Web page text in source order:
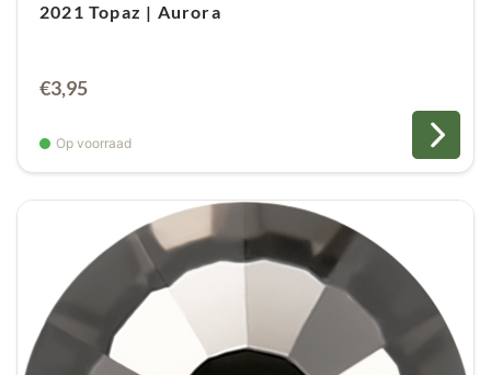
2021 Topaz | Aurora
€3,95
Op voorraad